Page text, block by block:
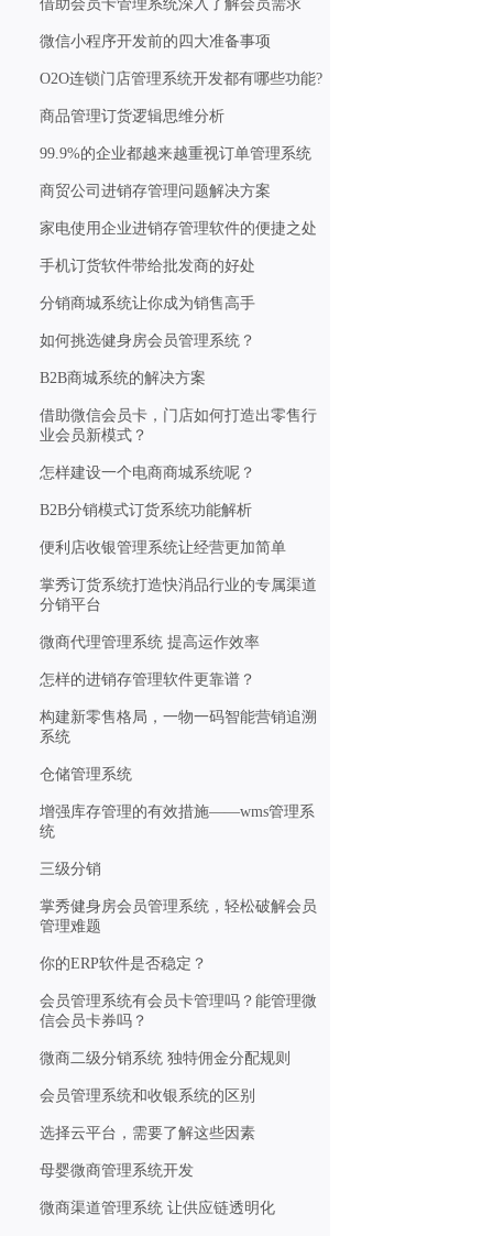
借助会员卡管理系统深入了解会员需求
微信小程序开发前的四大准备事项
O2O连锁门店管理系统开发都有哪些功能?
商品管理订货逻辑思维分析
99.9%的企业都越来越重视订单管理系统
商贸公司进销存管理问题解决方案
家电使用企业进销存管理软件的便捷之处
手机订货软件带给批发商的好处
分销商城系统让你成为销售高手
如何挑选健身房会员管理系统？
B2B商城系统的解决方案
借助微信会员卡，门店如何打造出零售行
业会员新模式？
怎样建设一个电商商城系统呢？
B2B分销模式订货系统功能解析
便利店收银管理系统让经营更加简单
掌秀订货系统打造快消品行业的专属渠道
分销平台
微商代理管理系统 提高运作效率
怎样的进销存管理软件更靠谱？
构建新零售格局，一物一码智能营销追溯
系统
仓储管理系统
增强库存管理的有效措施——wms管理系
统
三级分销
掌秀健身房会员管理系统，轻松破解会员
管理难题
你的ERP软件是否稳定？
会员管理系统有会员卡管理吗？能管理微
信会员卡券吗？
微商二级分销系统 独特佣金分配规则
会员管理系统和收银系统的区别
选择云平台，需要了解这些因素
母婴微商管理系统开发
微商渠道管理系统 让供应链透明化